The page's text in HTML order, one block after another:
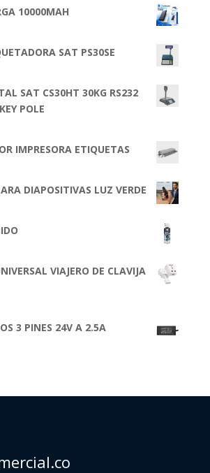
10000MAH
SAT PS30SE
SAT CS30HT 30KG RS232
POLE
IMPRESORA ETIQUETAS
DIAPOSITIVAS LUZ VERDE
VIAJERO DE CLAVIJA
3 PINES 24V A 2.5A